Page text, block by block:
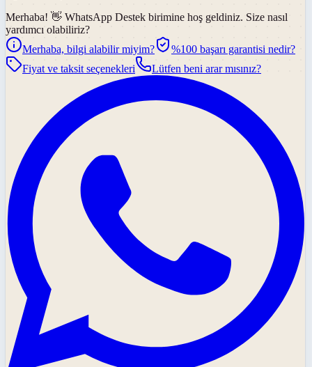
Merhaba! 👋 WhatsApp Destek birimine hoş geldiniz. Size nasıl
yardımcı olabiliriz?
Merhaba, bilgi alabilir miyim?
%100 başarı garantisi nedir?
Fiyat ve taksit seçenekleri
Lütfen beni arar mısınız?